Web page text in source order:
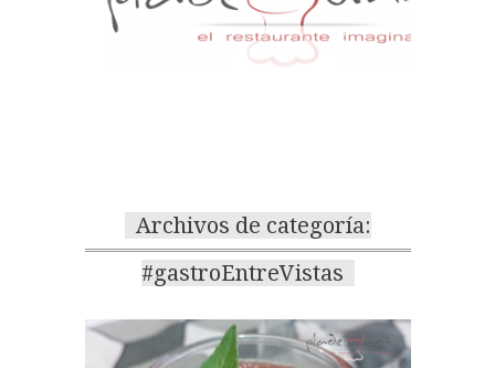
Archivos de categoría:
#gastroEntreVistas